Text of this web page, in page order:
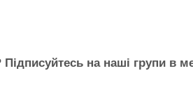
на наші групи в